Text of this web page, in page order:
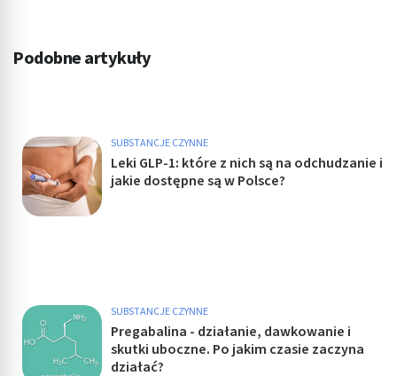
Podobne artykuły
SUBSTANCJE CZYNNE
Leki GLP-1: które z nich są na odchudzanie i
jakie dostępne są w Polsce?
SUBSTANCJE CZYNNE
Pregabalina - działanie, dawkowanie i
skutki uboczne. Po jakim czasie zaczyna
działać?